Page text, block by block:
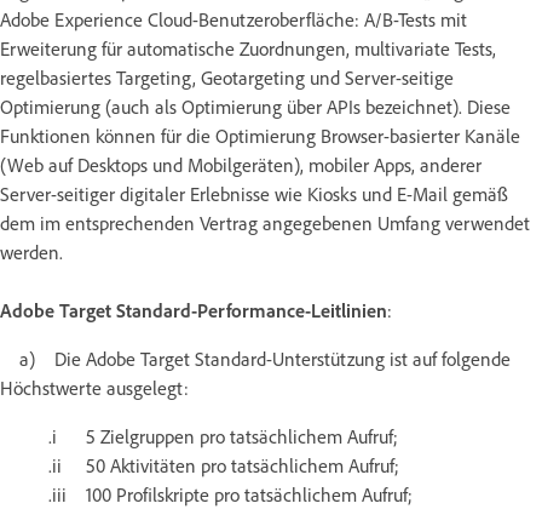
Adobe Experience Cloud-Benutzeroberfläche: A/B-Tests mit
Erweiterung für automatische Zuordnungen, multivariate Tests,
regelbasiertes Targeting, Geotargeting und Server-seitige
Optimierung (auch als Optimierung über APIs bezeichnet). Diese
Funktionen können für die Optimierung Browser-basierter Kanäle
(Web auf Desktops und Mobilgeräten), mobiler Apps, anderer
Server-seitiger digitaler Erlebnisse wie Kiosks und E-Mail gemäß
dem im entsprechenden Vertrag angegebenen Umfang verwendet
werden.
Adobe Target Standard-Performance-Leitlinien:
a) Die Adobe Target Standard-Unterstützung ist auf folgende
Höchstwerte ausgelegt:
.i 5 Zielgruppen pro tatsächlichem Aufruf;
.ii 50 Aktivitäten pro tatsächlichem Aufruf;
.iii 100 Profilskripte pro tatsächlichem Aufruf;